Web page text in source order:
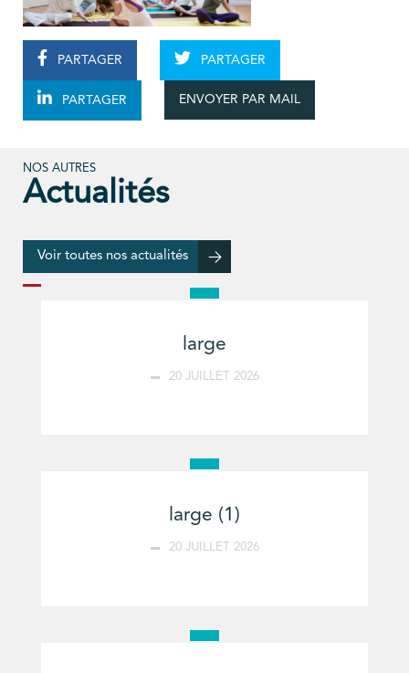
PARTAGER PARTAGER
PARTAGER ENVOYER PAR MAIL
NOS AUTRES
Actualités
Voir toutes nos actualités
large
20 JUILLET 2026
large (1)
20 JUILLET 2026